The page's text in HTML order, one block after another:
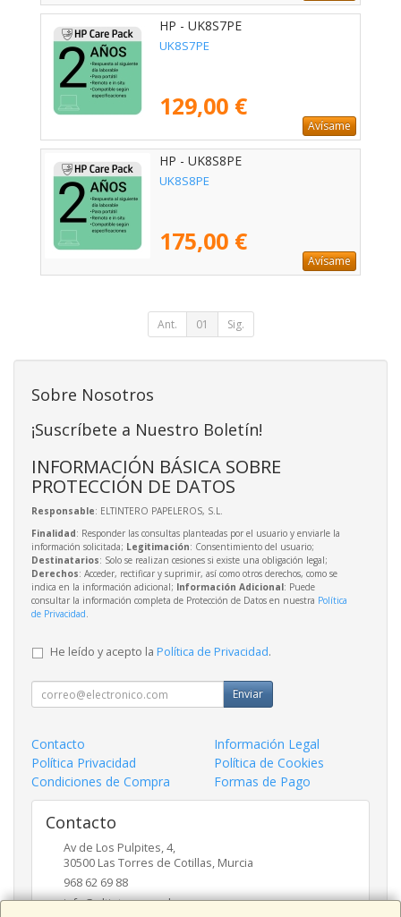
HP - UK8S7PE
UK8S7PE
129,00 €
Avísame
HP - UK8S8PE
UK8S8PE
175,00 €
Avísame
Ant. 01 Sig.
Sobre Nosotros
¡Suscríbete a Nuestro Boletín!
INFORMACIÓN BÁSICA SOBRE
PROTECCIÓN DE DATOS
Responsable: ELTINTERO PAPELEROS, S.L.
Finalidad: Responder las consultas planteadas por el usuario y enviarle la
información solicitada; Legitimación: Consentimiento del usuario;
Destinatarios: Solo se realizan cesiones si existe una obligación legal;
Derechos: Acceder, rectificar y suprimir, así como otros derechos, como se
indica en la información adicional; Información Adicional: Puede
consultar la información completa de Protección de Datos en nuestra Política
de Privacidad.
He leído y acepto la Política de Privacidad.
Enviar
Contacto
Información Legal
Política Privacidad
Política de Cookies
Condiciones de Compra
Formas de Pago
Contacto
Av de Los Pulpites, 4,
30500 Las Torres de Cotillas, Murcia
968 62 69 88
info@eltinteropapeleros.com